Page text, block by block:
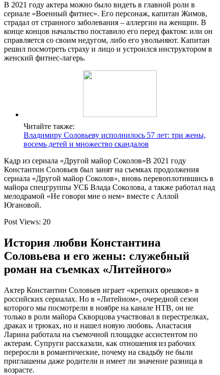
В 2021 году актера можно было видеть в главной роли в
сериале «Военный фитнес». Его персонаж, капитан Жимов,
страдал от странного заболевания – аллергии на женщин. В
конце концов начальство поставило его перед фактом: или он
справляется со своим недугом, либо его увольняют. Капитан
решил посмотреть страху и лицо и устроился инструктором в
женский фитнес-лагерь.
Читайте также:
Владимиру Соловьеву исполнилось 57 лет: три жены,
восемь детей и множество скандалов
Кадр из сериала «Другой майор Соколов»В 2021 году
Константин Соловьев был занят на съемках продолжения
сериала «Другой майор Соколов», вновь перевоплотившись в
майора спецгруппы УСБ Влада Соколова, а также работал над
мелодрамой «Не говори мне о нем» вместе с Аллой
Югановой.
Post Views: 20
История любви Константина
Соловьева и его жены: служебный
роман на съемках «Литейного»
Актер Константин Соловьев играет «крепких орешков» в
российских сериалах. Но в «Литейном», очередной сезон
которого мы посмотрели в ноябре на канале НТВ, он не
только в роли майора Скворцова участвовал в перестрелках,
драках и трюках, но и нашел новую любовь. Анастасия
Ларина работала на съемочной площадке ассистентом по
актерам. Супруги рассказали, как отношения из рабочих
переросли в романтические, почему на свадьбу не были
приглашены даже родители и имеет ли значение разница в
возрасте.